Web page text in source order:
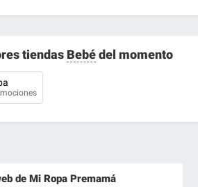
tiendas Bebédel momento
de Mi Ropa Premamá